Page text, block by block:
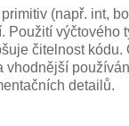
(např. int,
Použití výčtového
čitelnost kódu.
vhodnější
detailů.